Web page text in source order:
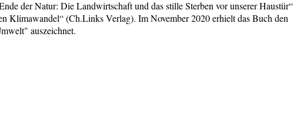
der Natur: Die Landwirtschaft und das stille Sterben vor unserer Haustür“
Klimawandel“ (Ch.Links Verlag). Im November 2020 erhielt das Buch den
auszeichnet.